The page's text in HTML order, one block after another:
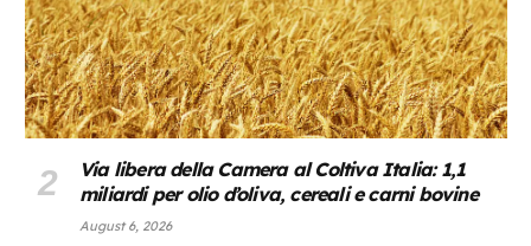
Via libera della Camera al Coltiva Italia: 1,1
miliardi per olio d’oliva, cereali e carni bovine
August 6, 2026